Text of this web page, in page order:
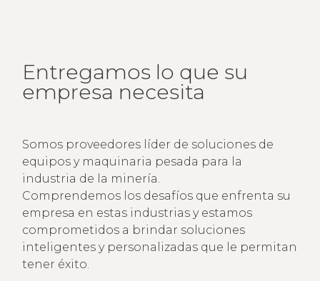
Entregamos lo que su
empresa necesita
Somos proveedores líder de soluciones de
equipos y maquinaria pesada para la
industria de la minería.
Comprendemos los desafíos que enfrenta su
empresa en estas industrias y estamos
comprometidos a brindar soluciones
inteligentes y personalizadas que le permitan
tener éxito.